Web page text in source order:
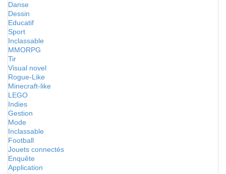
Danse
Dessin
Educatif
Sport
Inclassable
MMORPG
Tir
Visual novel
Rogue-Like
Minecraft-like
LEGO
Indies
Gestion
Mode
Inclassable
Football
Jouets connectés
Enquête
Application